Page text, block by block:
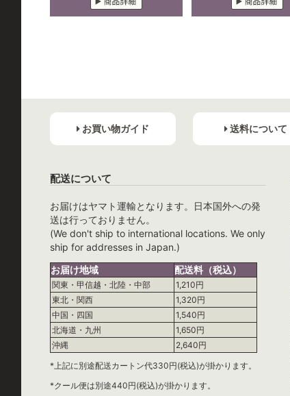
お買い物ガイド 送料について
配送について
お届けはヤマト運輸となります。日本国外への発
送は行っておりません。
(We don't ship to international locations. We only
ship for addresses in Japan.)
お届け地域
配送料（税込）
関東・甲信越・北陸・中部
1,210円
東北・関西
1,320円
中国・四国
1,540円
北海道・九州
1,650円
沖縄
2,640円
*上記に別途配送カートン代330円(税込)が掛かります。
*クール便は別途440円(税込)が掛かります。